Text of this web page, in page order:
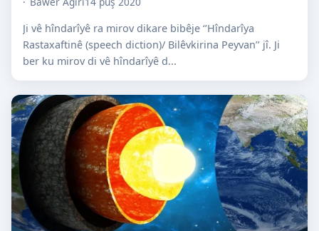
Ji vê hîndarîyê ra mirov dikare bibêje ‘’Hîndarîya
Rastaxaftinê (speech diction)/ Bilêvkirina Peyvan’’ jî. Ji
ber ku mirov di vê hîndarîyê d...